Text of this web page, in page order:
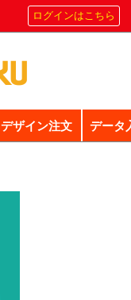
ログインはこちら
デザイン注文 データ